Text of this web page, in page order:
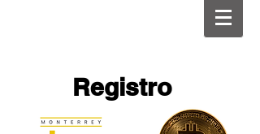
Registro